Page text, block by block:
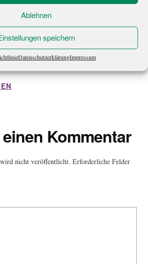
Ablehnen
speichern
DatenschutzerklärungImpressum
es offenbar tatsächlich eine Bestellung
Kommentar
nicht veröffentlicht. Erforderliche Felder